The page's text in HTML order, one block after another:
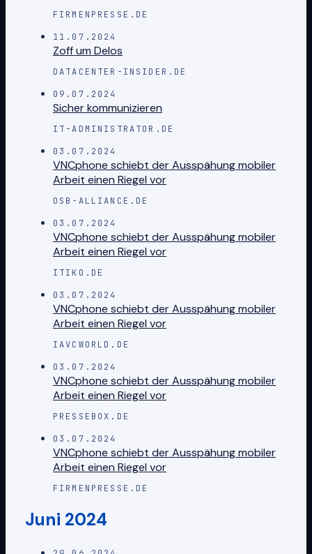
FIRMENPRESSE.DE
11.07.2024
Zoff um Delos
DATACENTER-INSIDER.DE
09.07.2024
Sicher kommunizieren
IT-ADMINISTRATOR.DE
03.07.2024
VNCphone schiebt der Ausspähung mobiler
Arbeit einen Riegel vor
OSB-ALLIANCE.DE
03.07.2024
VNCphone schiebt der Ausspähung mobiler
Arbeit einen Riegel vor
ITIKO.DE
03.07.2024
VNCphone schiebt der Ausspähung mobiler
Arbeit einen Riegel vor
IAVCWORLD.DE
03.07.2024
VNCphone schiebt der Ausspähung mobiler
Arbeit einen Riegel vor
PRESSEBOX.DE
03.07.2024
VNCphone schiebt der Ausspähung mobiler
Arbeit einen Riegel vor
FIRMENPRESSE.DE
Juni 2024